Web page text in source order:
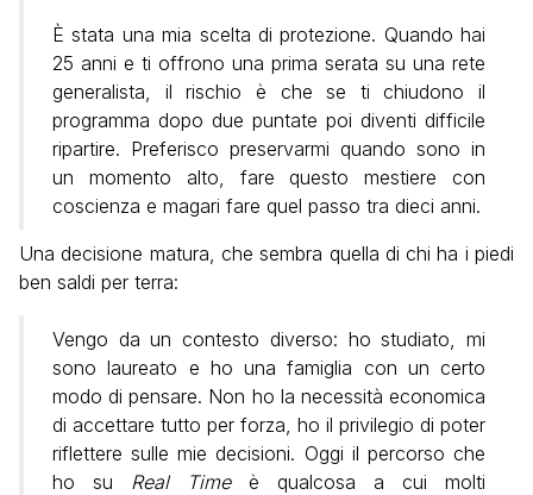
È stata una mia scelta di protezione. Quando hai
25 anni e ti offrono una prima serata su una rete
generalista, il rischio è che se ti chiudono il
programma dopo due puntate poi diventi difficile
ripartire. Preferisco preservarmi quando sono in
un momento alto, fare questo mestiere con
coscienza e magari fare quel passo tra dieci anni.
Una decisione matura, che sembra quella di chi ha i piedi
ben saldi per terra:
Vengo da un contesto diverso: ho studiato, mi
sono laureato e ho una famiglia con un certo
modo di pensare. Non ho la necessità economica
di accettare tutto per forza, ho il privilegio di poter
riflettere sulle mie decisioni. Oggi il percorso che
ho su Real Timeè qualcosa a cui molti